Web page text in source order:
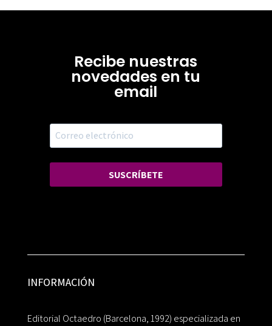
Recibe nuestras
novedades en tu
email
SUSCRÍBETE
INFORMACIÓN
Editorial Octaedro (Barcelona, 1992) especializada en